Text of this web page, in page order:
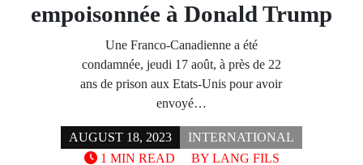
empoisonnée à Donald Trump
Une Franco-Canadienne a été
condamnée, jeudi 17 août, à près de 22
ans de prison aux Etats-Unis pour avoir
envoyé…
AUGUST 18, 2023
INTERNATIONAL
BY LANG FILS
1 MIN READ